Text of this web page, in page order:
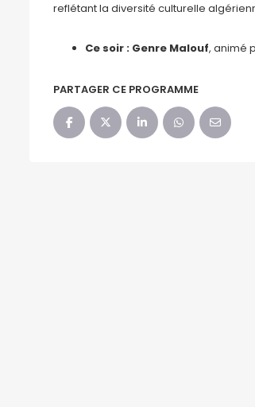
reflétant la diversité culturelle
Ce soir : Genre Malouf, animé
PARTAGER CE PROGRAMME